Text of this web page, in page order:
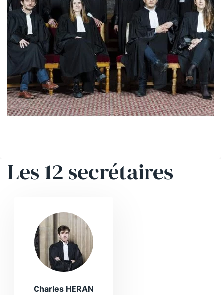
Les 12 secrétaires
Charles HERAN